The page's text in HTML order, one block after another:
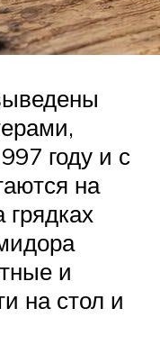
году и с
на
грядках
и
на стол и